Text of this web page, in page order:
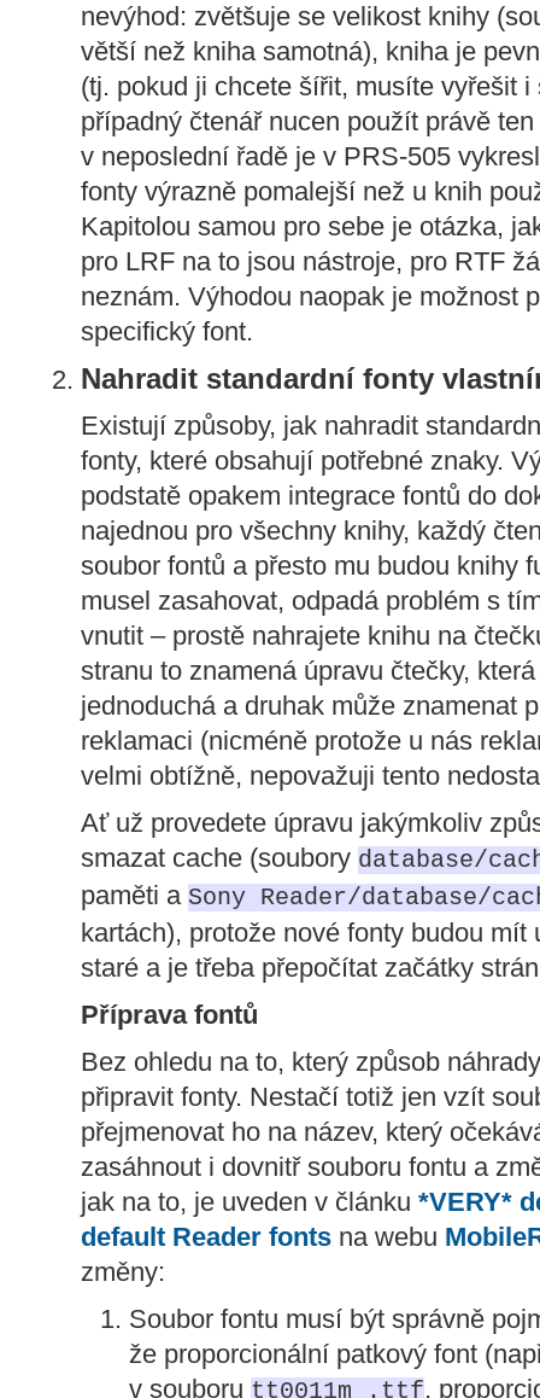
nevýhod: zvětšuje se velikost knihy
větší než kniha samotná), kniha je
(tj. pokud ji chcete šířit, musíte vyřešit
případný čtenář nucen použít právě
v neposlední řadě je v PRS-505
fonty výrazně pomalejší než u knih
Kapitolou samou pro sebe je otázka,
pro LRF na to jsou nástroje, pro RTF
neznám. Výhodou naopak je možnost
specifický font.
Nahradit standardní fonty
Existují způsoby, jak nahradit
fonty, které obsahují potřebné znaky.
podstatě opakem integrace fontů do
najednou pro všechny knihy, každý
soubor fontů a přesto mu budou knihy
musel zasahovat, odpadá problém s
vnutit – prostě nahrajete knihu na
stranu to znamená úpravu čtečky,
jednoduchá a druhak může znamenat
reklamaci (nicméně protože u nás
velmi obtížně, nepovažuji tento
Ať už provedete úpravu jakýmkoliv
smazat cache (soubory database/
paměti a Sony Reader/database/
kartách), protože nové fonty budou
staré a je třeba přepočítat začátky
Příprava fontů
Bez ohledu na to, který způsob
připravit fonty. Nestačí totiž jen vzít
přejmenovat ho na název, který
zasáhnout i dovnitř souboru fontu a
jak na to, je uveden v článku *VERY*
default Reader fonts na webu
změny:
Soubor fontu musí být správně
že proporcionální patkový font
v souboru tt0011m_.ttf,